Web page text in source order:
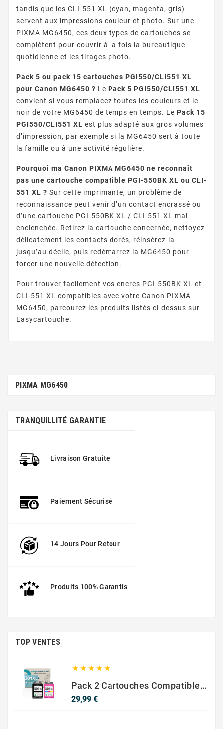
tandis que les CLI-551 XL (cyan, magenta, gris)
servent aux impressions couleur et photo. Sur une
PIXMA MG6450, ces deux types de cartouches se
complètent pour couvrir à la fois la bureautique
quotidienne et les tirages photo.
Pack 5 ou pack 15 cartouches PGI550/CLI551 XL
pour Canon MG6450 ? Le Pack 5 PGI550/CLI551 XL
convient si vous remplacez toutes les couleurs et le
noir de votre MG6450 de temps en temps. Le Pack 15
PGI550/CLI551 XL est plus adapté aux gros volumes
d’impression, par exemple si la MG6450 sert à toute
la famille ou à une activité régulière.
Pourquoi ma Canon PIXMA MG6450 ne reconnaît
pas une cartouche compatible PGI-550BK XL ou CLI-
551 XL ? Sur cette imprimante, un problème de
reconnaissance peut venir d’un contact encrassé ou
d’une cartouche PGI-550BK XL / CLI-551 XL mal
enclenchée. Retirez la cartouche concernée, nettoyez
délicatement les contacts dorés, réinsérez-la
jusqu’au déclic, puis redémarrez la MG6450 pour
forcer une nouvelle détection.
Pour trouver facilement vos encres PGI-550BK XL et
CLI-551 XL compatibles avec votre Canon PIXMA
MG6450, parcourez les produits listés ci-dessus sur
Easycartouche.
PIXMA MG6450
TRANQUILLITÉ GARANTIE
Livraison Gratuite
Paiement Sécurisé
14 Jours Pour Retour
Produits 100% Garantis
TOP VENTES
    
Pack 2 Cartouches Compatible Avec HP 301 XL Noir Et Couleur
29,99 €Prix